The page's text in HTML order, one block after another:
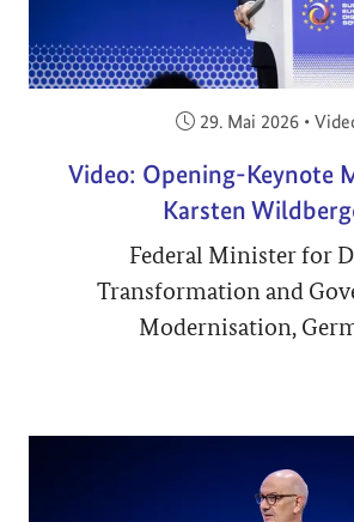
Veröffentlicht am:
29. Mai 2026 •
Video: Opening-Keynote
Karsten
Federal Minister for
Transformation and
Modernisation,